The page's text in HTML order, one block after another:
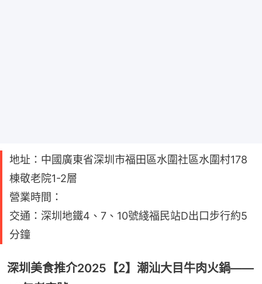
地址：中國廣東省深圳市福田區水圍社區水圍村178
棟敬老院1-2層
營業時間：
交通：深圳地鐵4、7、10號綫福民站D出口步行約5
分鐘
深圳美食推介2025【2】潮汕大目牛肉火鍋——